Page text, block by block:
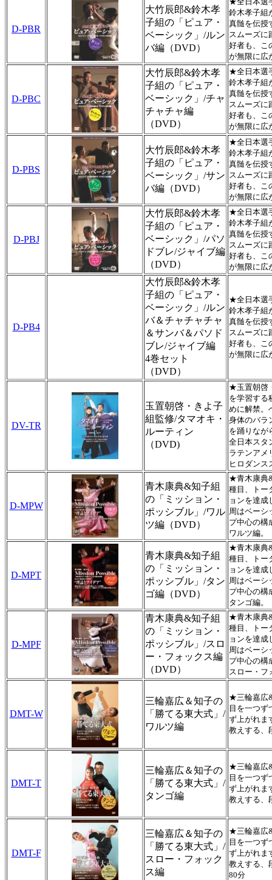
D-PBR
大竹辰郎&鈴木孝
子組の「ピュア・
ベーシック」/ルン
バ編（DVD）
鈴木孝子組
真髄を伝授
スムーズに
好者も、こ
が無限に広
D-PBC
大竹辰郎&鈴木孝
子組の「ピュア・
ベーシック」/チャ
チャチャ編
（DVD）
★全日本選
鈴木孝子組
真髄を伝授
スムーズに
好者も、こ
が無限に広
D-PBS
大竹辰郎&鈴木孝
子組の「ピュア・
ベーシック」/サン
バ編（DVD）
★全日本選
鈴木孝子組
真髄を伝授
スムーズに
好者も、こ
が無限に広
D-PBJ
大竹辰郎&鈴木孝
子組の「ピュア・
ベーシック」/パソ
ドブレ/ジャイブ編
（DVD）
★全日本選
鈴木孝子組
真髄を伝授
スムーズに
好者も、こ
が無限に広
D-PB4
大竹辰郎&鈴木孝
子組の「ピュア・
ベーシック」/ルン
バ＆チャチャチャ
＆サンバ＆パソド
ブレ/ジャイブ編
4巻セット
（DVD）
★全日本選
鈴木孝子組
真髄を伝授
スムーズに
好者も、こ
が無限に広
DV-TR
玉置朝啓・きよ子
組監修/タマオキ・
ルーティン
（DVD)
★玉置朝啓
を学習する
めに解禁。
身体のバラ
を踊りなが
全日本スタ
ラテンアメ
ヒロダンス
D-MPW
青木康典&知子組
の「ミッション・
ポッシブル」/ワル
ツ編（DVD）
★青木康典
種目、トー
ョンを達
周はベーシ
プ中心の構
ワルツ編。
D-MPT
青木康典&知子組
の「ミッション・
ポッシブル」/タン
ゴ編（DVD）
★青木康典
種目、トー
ョンを達
周はベーシ
プ中心の構
タンゴ編。
D-MPF
青木康典&知子組
の「ミッション・
ポッシブル」/スロ
ー・フォックス編
（DVD）
★青木康典
種目、トー
ョンを達
周はベーシ
プ中心の構
スロー・フ
DMT-W
三輪嘉広＆知子の
「勝てる東大式」/
ワルツ編
★三輪嘉広
目を一つず
ず上がれま
教えする、
DMT-T
三輪嘉広＆知子の
「勝てる東大式」/
タンゴ編
★三輪嘉広
目を一つず
ず上がれま
教えする、
DMT-F
三輪嘉広＆知子の
「勝てる東大式」/
スロー・フォック
ス編
★三輪嘉広
目を一つず
ず上がれま
教えする、
80分